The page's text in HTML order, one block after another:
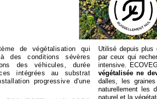
de végétalisation qui
des conditions sévères
des véhicules, durée
intégrées au substrat
progressive d'une
Utilisé depuis
par ceux qui
intensive.
végétalisée ne
dalles, les
naturellement les
naturel et la